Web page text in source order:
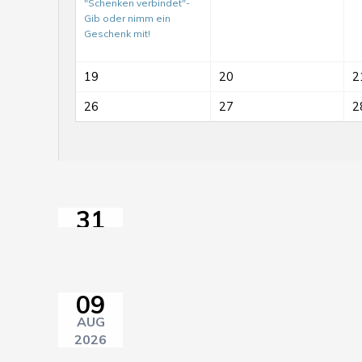
"Schenken verbindet"-
Gib oder nimm ein
Geschenk mit!
19 20
26
27
31
Mach-
Tag
09
AUG
2026
GartenSprechstunde